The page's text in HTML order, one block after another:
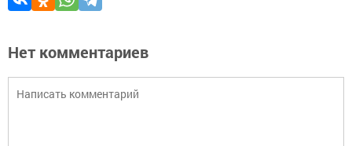
Нет комментариев